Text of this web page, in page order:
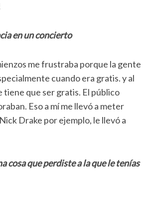
en un concierto
me frustraba porque la gente
cuando era gratis. y al
tiene que ser gratis. El público
Eso a mí me llevó a meter
Drake por ejemplo, le llevó a
cosa que perdiste a la que le tenías